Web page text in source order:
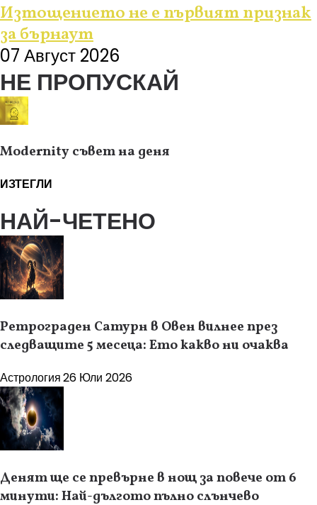
Изтощението не е първият признак
за бърнаут
07 Август 2026
НЕ ПРОПУСКАЙ
Modernity съвет на деня
ИЗТЕГЛИ
НАЙ-ЧЕТЕНО
Ретрограден Сатурн в Овен вилнее през
следващите 5 месеца: Ето какво ни очаква
Астрология26 Юли 2026
Денят ще се превърне в нощ за повече от 6
минути: Най-дългото пълно слънчево